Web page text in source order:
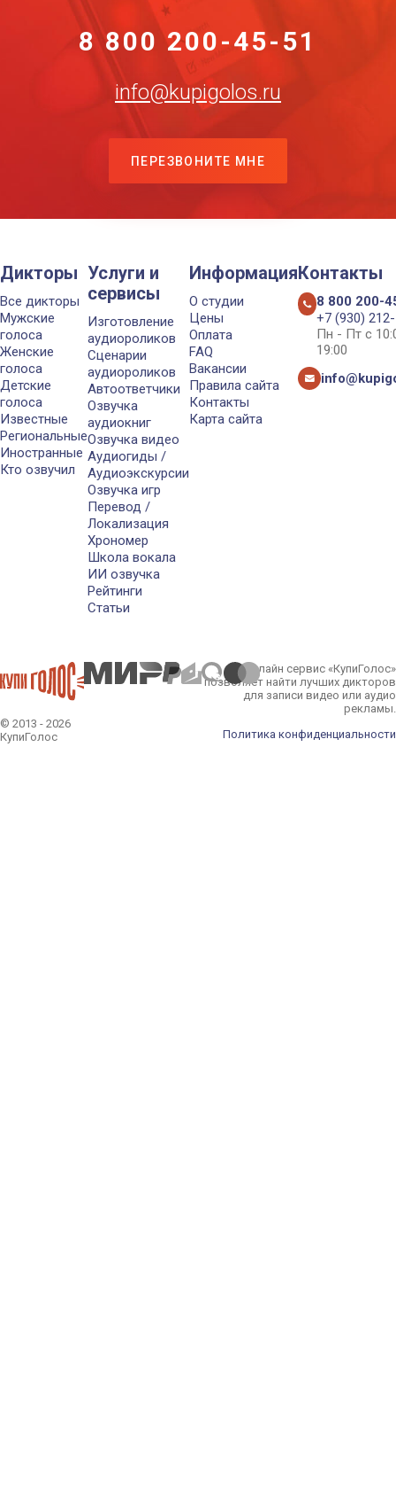
8 800 200-45-51
info@kupigolos.ru
ПЕРЕЗВОНИТЕ МНЕ
Дикторы
Все дикторы
Мужские
голоса
Женские
голоса
Детские
голоса
Известные
Региональные
Иностранные
Кто озвучил
Услуги и
сервисы
Изготовление
аудиороликов
Сценарии
аудиороликов
Автоответчики
Озвучка
аудиокниг
Озвучка видео
Аудиогиды /
Аудиоэкскурсии
Озвучка игр
Перевод /
Локализация
Хрономер
Школа вокала
ИИ озвучка
Рейтинги
Статьи
Информация
О студии
Цены
Оплата
FAQ
Вакансии
Правила сайта
Контакты
Карта сайта
Контакты
8 800 200-
+7 (930)
Пн - Пт с
19:00
© 2013 - 2026
КупиГолос
Онлайн сервис «КупиГолос»
позволяет найти лучших дикторов
для записи видео или аудио
рекламы.
Политика конфиденциальности